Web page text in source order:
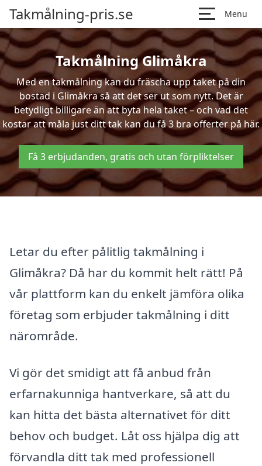
Takmålning-pris.se Menu
Takmålning Glimåkra
Med en takmålning kan du fräscha upp taket på din
bostad i Glimåkra så att det ser ut som nytt. Det är
betydligt billigare än att byta hela taket – och vad det
kostar att måla just ditt tak kan du få 3 bra offerter på här.
Få 3 erbjudanden, gratis och utan förpliktelser
Letar du efter pålitlig takmålning i
Glimåkra? Då har du kommit helt rätt! På
vår plattform kan du enkelt jämföra olika
företag som erbjuder takmålning i ditt
närområde.
Vi gör det smidigt att få anbud från
erfarnakunniga hantverkare, så att du
kan hitta det bästa alternativet för ditt
behov och budget. Låt oss hjälpa dig att
förvandla ditt tak med professionell